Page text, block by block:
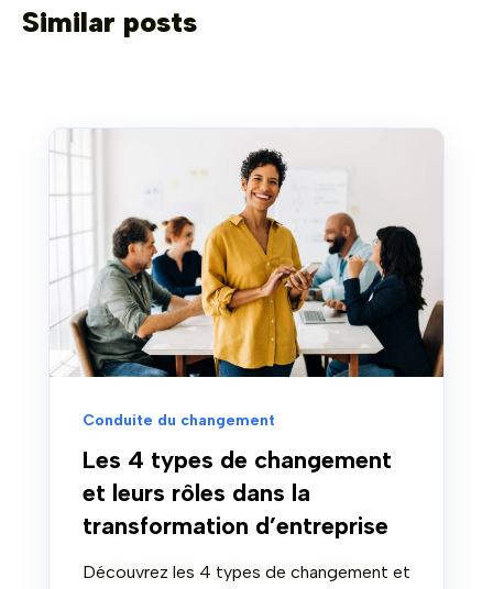
Similar posts
Conduite du changement
Les 4 types de changement
et leurs rôles dans la
transformation d’entreprise
Découvrez les 4 types de changement et